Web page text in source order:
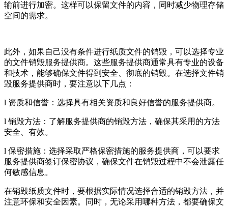
输前进行加密。这样可以保留文件的内容，同时减少物理存储
空间的需求。
此外，如果自己没有条件进行纸质文件的销毁，可以选择专业
的文件销毁服务提供商。这些服务提供商通常具有专业的设备
和技术，能够确保文件得到安全、彻底的销毁。在选择文件销
毁服务提供商时，要注意以下几点：
l 资质和信誉：选择具有相关资质和良好信誉的服务提供商。
l 销毁方法：了解服务提供商的销毁方法，确保其采用的方法
安全、有效。
l 保密措施：选择采取严格保密措施的服务提供商，可以要求
服务提供商签订保密协议，确保文件在销毁过程中不会泄露任
何敏感信息。
在销毁纸质文件时，要根据实际情况选择合适的销毁方法，并
注意环保和安全因素。同时，无论采用哪种方法，都要确保文